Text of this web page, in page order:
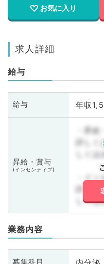
お気に入り
求人詳細
給与
給与 年収
昇給・賞与
(インセンティブ)
・昇
詳しく
しく
・イ
詳しく
しく
業務内容
募集科目